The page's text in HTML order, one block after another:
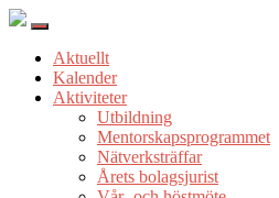
Aktuellt
Kalender
Aktiviteter
Utbildning
Mentorskapsprogrammet
Nätverksträffar
Årets bolagsjurist